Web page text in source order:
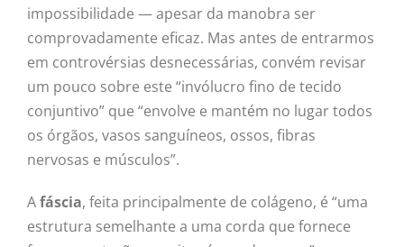
impossibilidade — apesar da manobra ser
comprovadamente eficaz. Mas antes de entrarmos
em controvérsias desnecessárias, convém revisar
um pouco sobre este “invólucro fino de tecido
conjuntivo” que “envolve e mantém no lugar todos
os órgãos, vasos sanguíneos, ossos, fibras
nervosas e músculos”.
Afáscia, feita principalmente de colágeno, é “uma
estrutura semelhante a uma corda que fornece